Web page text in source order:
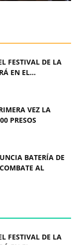
FESTIVAL DE LA
EN EL...
VEZ LA
PRESOS
BATERÍA DE
AL
FESTIVAL DE LA